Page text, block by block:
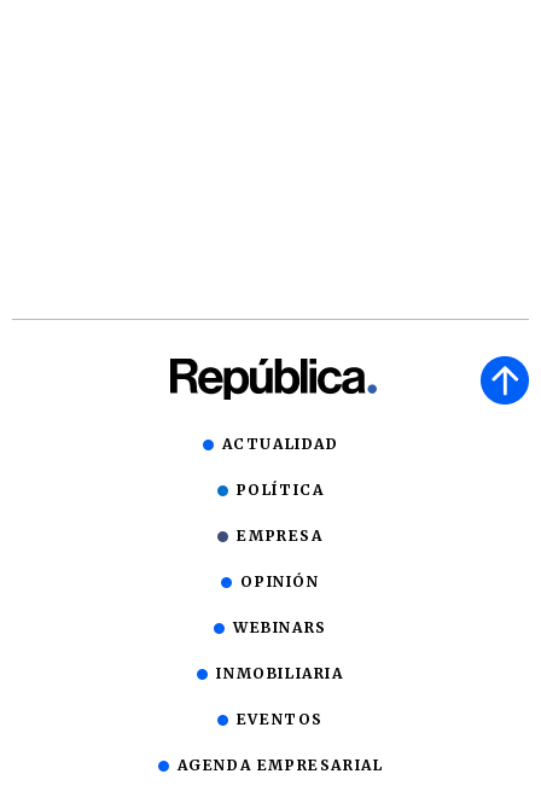
ACTUALIDAD
POLÍTICA
EMPRESA
OPINIÓN
WEBINARS
INMOBILIARIA
EVENTOS
AGENDA EMPRESARIAL